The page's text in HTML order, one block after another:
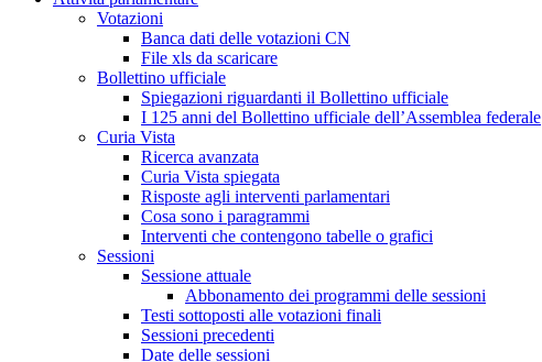
Votazioni
Banca dati delle votazioni CN
File xls da scaricare
Bollettino ufficiale
Spiegazioni riguardanti il Bollettino ufficiale
I 125 anni del Bollettino ufficiale dell’Assemblea federale
Curia Vista
Ricerca avanzata
Curia Vista spiegata
Risposte agli interventi parlamentari
Cosa sono i paragrammi
Interventi che contengono tabelle o grafici
Sessioni
Sessione attuale
Abbonamento dei programmi delle sessioni
Testi sottoposti alle votazioni finali
Sessioni precedenti
Date delle sessioni